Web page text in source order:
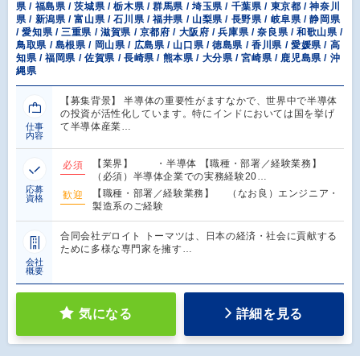
県 / 福島県 / 茨城県 / 栃木県 / 群馬県 / 埼玉県 / 千葉県 / 東京都 / 神奈川
県 / 新潟県 / 富山県 / 石川県 / 福井県 / 山梨県 / 長野県 / 岐阜県 / 静岡県
/ 愛知県 / 三重県 / 滋賀県 / 京都府 / 大阪府 / 兵庫県 / 奈良県 / 和歌山県 /
鳥取県 / 島根県 / 岡山県 / 広島県 / 山口県 / 徳島県 / 香川県 / 愛媛県 / 高
知県 / 福岡県 / 佐賀県 / 長崎県 / 熊本県 / 大分県 / 宮崎県 / 鹿児島県 / 沖
縄県
仕事
内容
【募集背景】 半導体の重要性がますなかで、世界中で半導体
の投資が活性化しています。特にインドにおいては国を挙げ
て半導体産業…
応募
資格
必須
【業界】 ・半導体 【職種・部署／経験業務】
（必須）半導体企業での実務経験20…
歓迎
【職種・部署／経験業務】 （なお良）エンジニア・
製造系のご経験
会社
概要
合同会社デロイト トーマツは、日本の経済・社会に貢献する
ために多様な専門家を擁す…
気になる 詳細を見る